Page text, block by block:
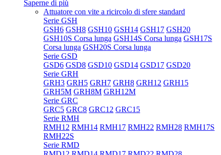
Saperne di più
Attuatore con vite a ricircolo di sfere standard
Serie GSH
GSH6 GSH8 GSH10 GSH14 GSH17 GSH20
GSH10S Corsa lunga GSH14S Corsa lunga GSH17S
Corsa lunga GSH20S Corsa lunga
Serie GSD
GSD6 GSD8 GSD10 GSD14 GSD17 GSD20
Serie GRH
GRH3 GRH5 GRH7 GRH8 GRH12 GRH15
GRH5M GRH8M GRH12M
Serie GRC
GRC5 GRC8 GRC12 GRC15
Serie RMH
RMH12 RMH14 RMH17 RMH22 RMH28 RMH17S
RMH22S
Serie RMD